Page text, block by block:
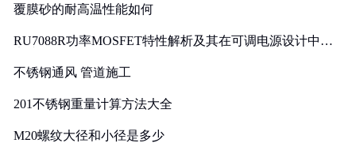
覆膜砂的耐高温性能如何
RU7088R功率MOSFET特性解析及其在可调电源设计中的
不锈钢通风 管道施工
201不锈钢重量计算方法大全
M20螺纹大径和小径是多少